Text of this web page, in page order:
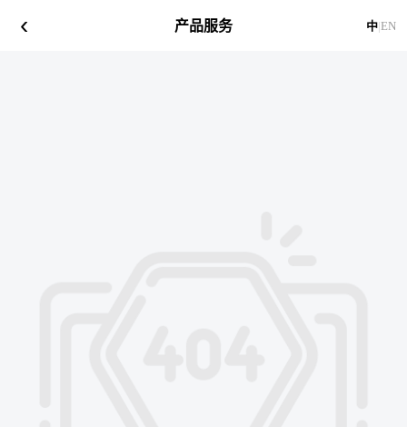
‹ 产品服务 中|EN